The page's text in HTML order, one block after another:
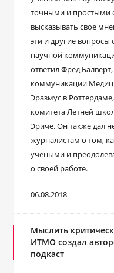
точными и простыми
высказывать свое
эти и другие вопросы
научной
ответил Фред
коммуникации
Эразмус в
комитета Летней
Эриче. Он также дал
журналистам о том,
учеными и
о своей работе.
06.08.2018
Мыслить
ИТМО создал
подкаст